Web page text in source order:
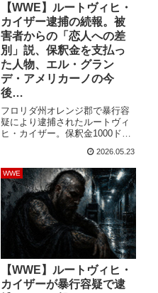
【WWE】ルートヴィヒ・
カイザー逮捕の続報。被
害者からの「恋人への差
別」説、保釈金を支払っ
た人物、エル・グラン
デ・アメリカーノの今
後…
フロリダ州オレンジ郡で暴行容
疑により逮捕されたルートヴィ
ヒ・カイザー。保釈金1000ドル
後の展開に注目が集まります。
逮捕が報道されてから1日。さら
に続報が次々と報じられていま
す。逮捕までの経緯カイザー
は、自宅アパートメントのエレ
ベーター内で恋人のアンドレ
ア・バザルテと「制御不能なほ
どの親密な状態」になり、乗り
合わせた被害男性から「...
2026.05.23
WWE
【WWE】ルートヴィヒ・
カイザーが暴行容疑で逮